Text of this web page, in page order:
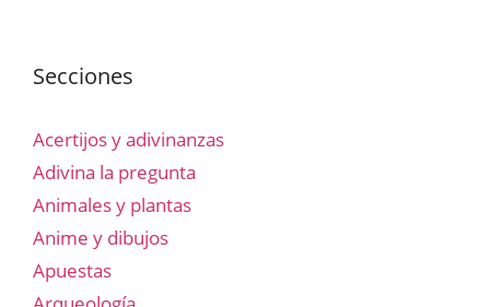
Secciones
Acertijos y adivinanzas
Adivina la pregunta
Animales y plantas
Anime y dibujos
Apuestas